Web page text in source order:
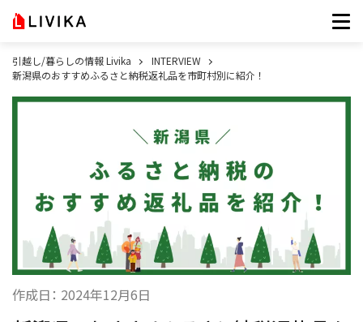
引越し/暮らしの情報 Livika
INTERVIEW
新潟県のおすすめふるさと納税返礼品を市町村別に紹介！
作成日： 2024年12月6日